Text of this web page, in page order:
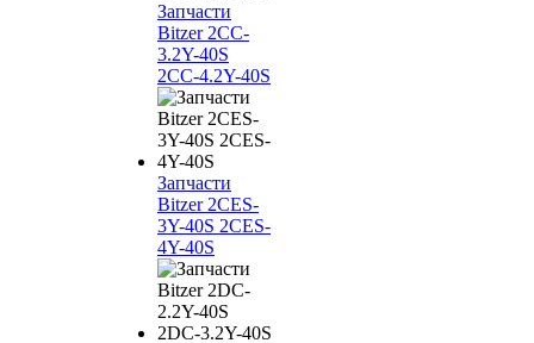
Запчасти
Bitzer 2CC-
3.2Y-40S
2CC-4.2Y-40S
Запчасти
Bitzer 2CES-
3Y-40S 2CES-
4Y-40S